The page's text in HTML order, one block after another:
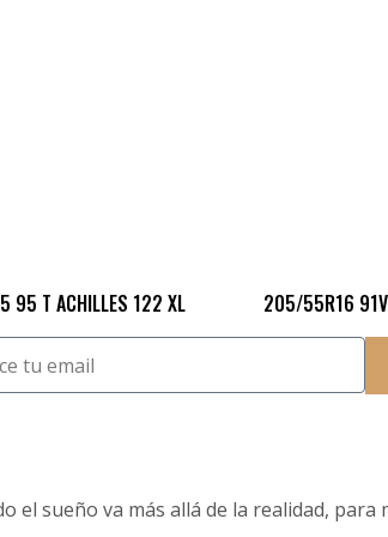
95 T ACHILLES 122 XL 205/55R16 91V
sueño va más allá de la realidad, para